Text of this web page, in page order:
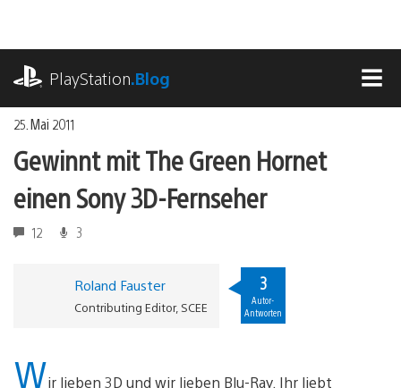
springen
PlayStation.Blog
25. Mai 2011
Gewinnt mit The Green Hornet
einen Sony 3D-Fernseher
12 3
Roland Fauster
Contributing Editor, SCEE
3
Autor-
Antworten
Wir lieben 3D und wir lieben Blu-Ray. Ihr liebt